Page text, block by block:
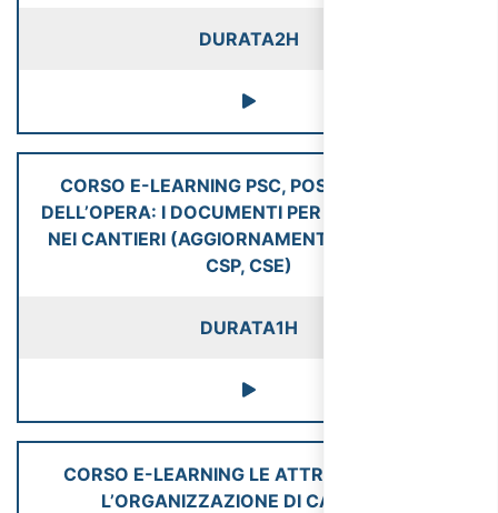
DURATA2H
CORSO E-LEARNING PSC, POS, FASCICOLO
DELL’OPERA: I DOCUMENTI PER LA SICUREZZA
NEI CANTIERI (AGGIORNAMENTO RSPP, ASPP,
CSP, CSE)
DURATA1H
CORSO E-LEARNING LE ATTREZZATURE E
L’ORGANIZZAZIONE DI CANTIERE